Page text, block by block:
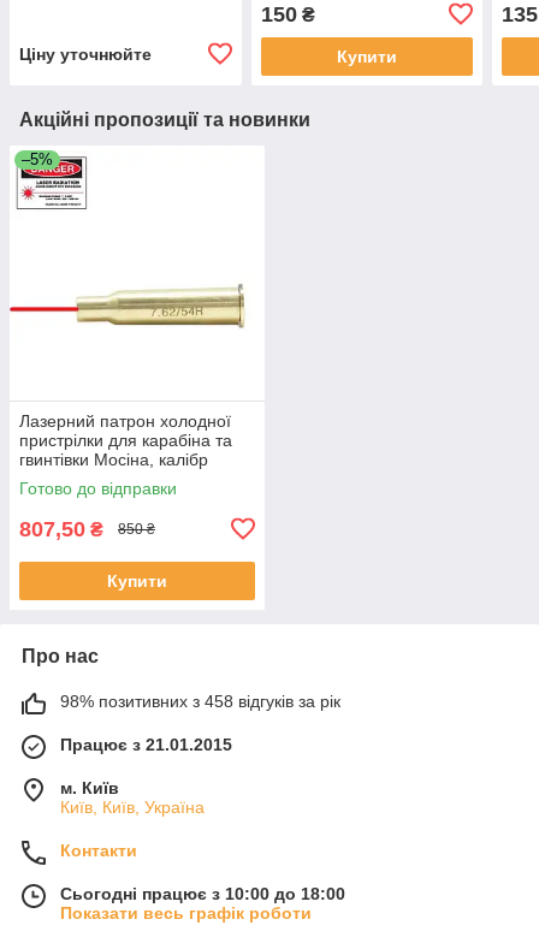
Ціну уточнюйте
150₴
Купити
135
Акційні пропозиції та новинки
–5%
Лазерний патрон холодної
пристрілки для карабіна та
гвинтівки Мосіна, калібр
7.62х54R.
Готово до відправки
807,50 ₴ 850 ₴
Купити
Про нас
98% позитивних з 458 відгуків за рік
Працює з 21.01.2015
м. Київ
Київ, Київ, Україна
Контакти
Сьогодні працює з 10:00 до 18:00
Показати весь графік роботи